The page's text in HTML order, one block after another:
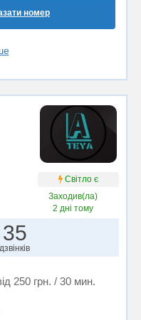
номер
Світло є
Заходив(ла)
2 дні тому
35
дзвінків
250 грн. / 30 мин.